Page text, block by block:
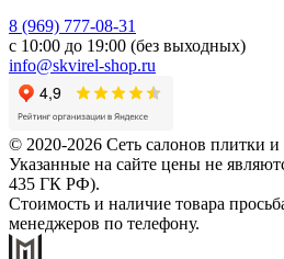
8 (969) 777-08-31
с 10:00 до 19:00 (без выходных)
info@skvirel-shop.ru
© 2020-2026 Сеть салонов плитки
Указанные на сайте цены не
435 ГК РФ).
Стоимость и наличие товара
менеджеров по телефону.